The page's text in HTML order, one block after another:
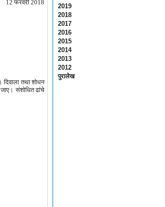
12 फरवरी 2018
तथा शोधन
संशोधित ढांचे
2019
2018
2017
2016
2015
2014
2013
2012
पुरालेख